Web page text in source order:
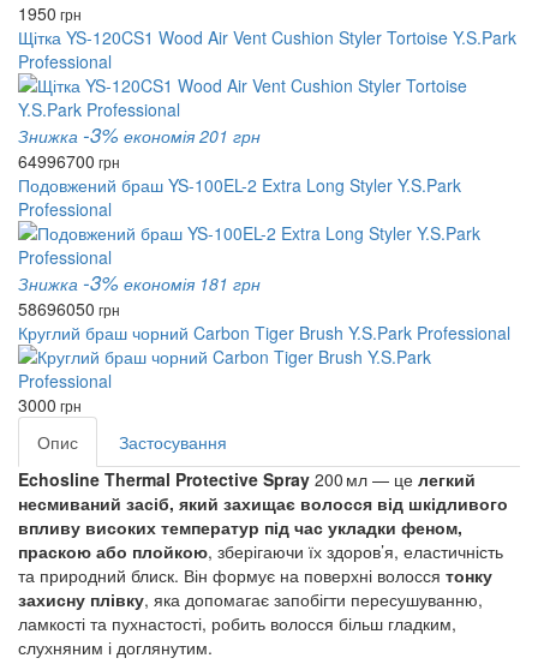
1950 грн
Щітка YS-120CS1 Wood Air Vent Cushion Styler Tortoise Y.S.Park
Professional
Знижка -3% економія 201 грн
64996700 грн
Подовжений браш YS-100EL-2 Extra Long Styler Y.S.Park
Professional
Знижка -3% економія 181 грн
58696050 грн
Круглий браш чорний Carbon Tiger Brush Y.S.Park Professional
3000 грн
Опис
Застосування
Echosline Thermal Protective Spray 200 мл — це легкий
несмиваний засіб, який захищає волосся від шкідливого
впливу високих температур під час укладки феном,
праскою або плойкою, зберігаючи їх здоров’я, еластичність
та природний блиск. Він формує на поверхні волосся тонку
захисну плівку, яка допомагає запобігти пересушуванню,
ламкості та пухнастості, робить волосся більш гладким,
слухняним і доглянутим.